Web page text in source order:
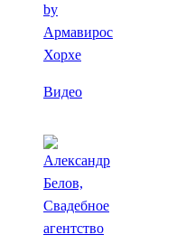
by
Армавирос
Хорхе
Видео